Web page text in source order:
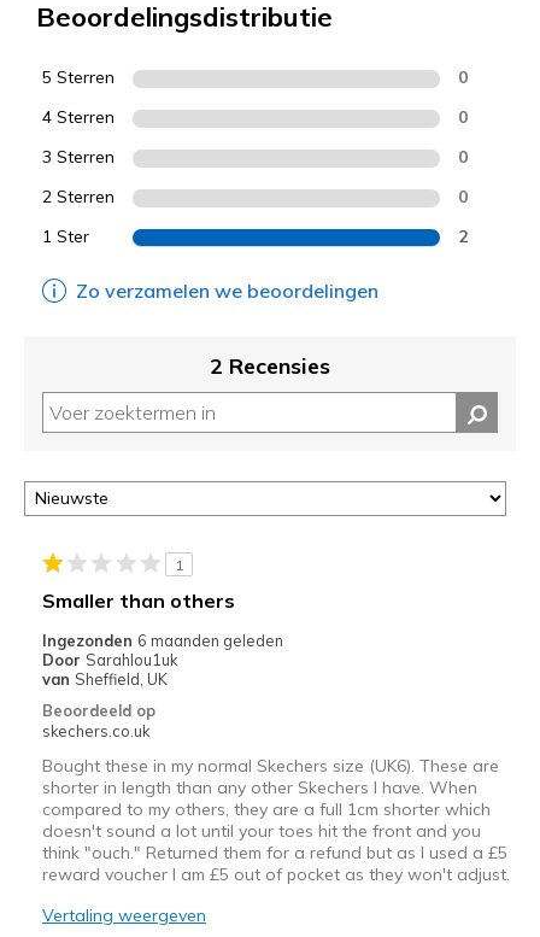
Beoordelingsdistributie
5 Sterren 0
4 Sterren 0
3 Sterren 0
2 Sterren 0
1 Ster 2
Zo verzamelen we beoordelingen
2 Recensies
1
Smaller than others
Ingezonden 6 maanden geleden
Door Sarahlou1uk
van Sheffield, UK
Beoordeeld op
skechers.co.uk
Bought these in my normal Skechers size (UK6). These are
shorter in length than any other Skechers I have. When
compared to my others, they are a full 1cm shorter which
doesn't sound a lot until your toes hit the front and you
think "ouch." Returned them for a refund but as I used a £5
reward voucher I am £5 out of pocket as they won't adjust.
Vertaling weergeven